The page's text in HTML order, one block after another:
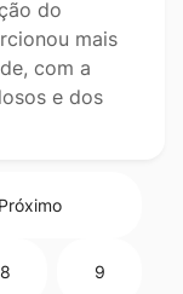
do
mais
com a
e dos
8 9
Próximo